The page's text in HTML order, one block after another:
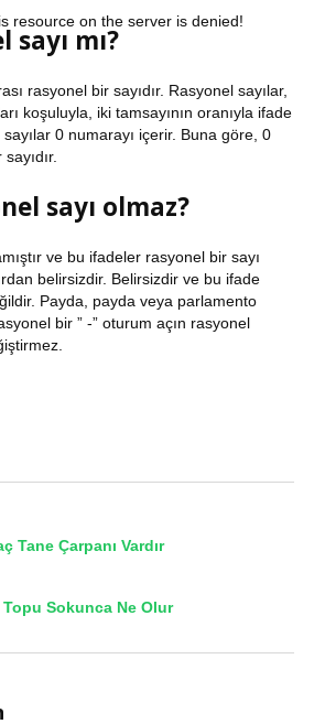
sayı mı?
rasyonel bir sayıdır. Rasyonel sayılar,
koşuluyla, iki tamsayının oranıyla ifade
sayılar 0 numarayı içerir. Buna göre, 0
sayı olmaz?
ve bu ifadeler rasyonel bir sayı
belirsizdir. Belirsizdir ve bu ifade
Payda, payda veya parlamento
bir ” -” oturum açın rasyonel
Tane Çarpanı Vardır
Sokunca Ne Olur
resource on the server is denied!